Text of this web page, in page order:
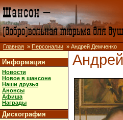
Главная » Персоналии » Андрей Демченко
Информация
Новости
Новое в шансоне
Наши друзья
Анонсы
Афиша
Награды
Дискография